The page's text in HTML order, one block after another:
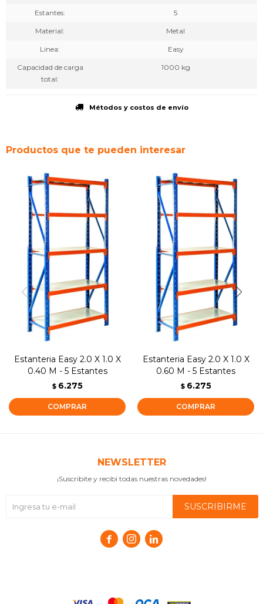
Estantes 5
Material Metal
Linea Easy
Capacidad de carga
total
1000 kg
Métodos y costos de envío
Productos que te pueden interesar
Estanteria Easy 2.0 X 1.0 X
0.40 M - 5 Estantes
$ 6.275
Estanteria Easy 2.0 X 1.0 X
0.60 M - 5 Estantes
$ 6.275
NEWSLETTER
¡Suscribite y recibí todas nuestras novedades!
SUSCRIBIRME
  